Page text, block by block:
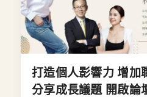
打造個人影響力 增加
分享成長議題 開啟論